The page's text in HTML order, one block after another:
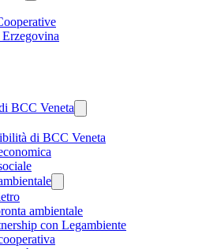
BCC Veneta
di BCC Veneta
ambientale
con Legambiente